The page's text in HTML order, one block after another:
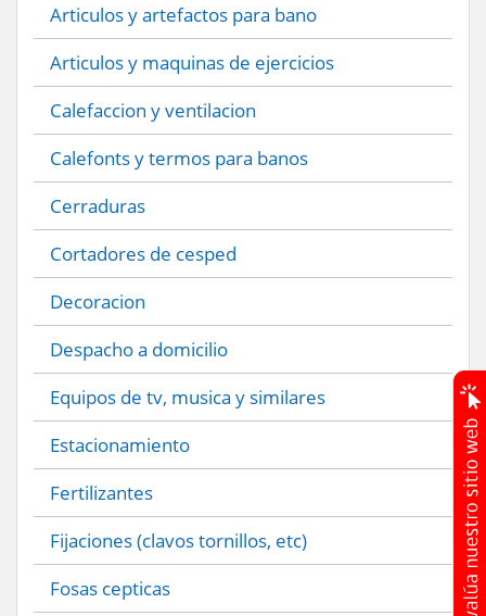
Articulos y artefactos para bano
Articulos y maquinas de ejercicios
Calefaccion y ventilacion
Calefonts y termos para banos
Cerraduras
Cortadores de cesped
Decoracion
Despacho a domicilio
Equipos de tv, musica y similares
Estacionamiento
Fertilizantes
Fijaciones (clavos tornillos, etc)
Fosas cepticas